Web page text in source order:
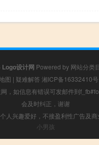
Logo设计网 Powered by 网站分类
图 | 疑难解答 湘ICP备16332410号
，如信息有错误可发邮件到
会及时纠正，谢谢
人兴趣爱好，不接盈利性广告及商
小男孩